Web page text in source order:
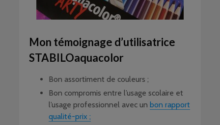
Mon témoignage d’utilisatrice
STABILOaquacolor
Bon assortiment de couleurs ;
Bon compromis entre l’usage scolaire et
l’usage professionnel avec un bon rapport
qualité-prix ;